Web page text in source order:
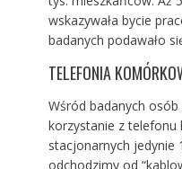
wskazywała bycie
badanych podawało
TELEFONIA
Wśród badanych osób
korzystanie z telefonu
stacjonarnych jedynie
odchodzimy od